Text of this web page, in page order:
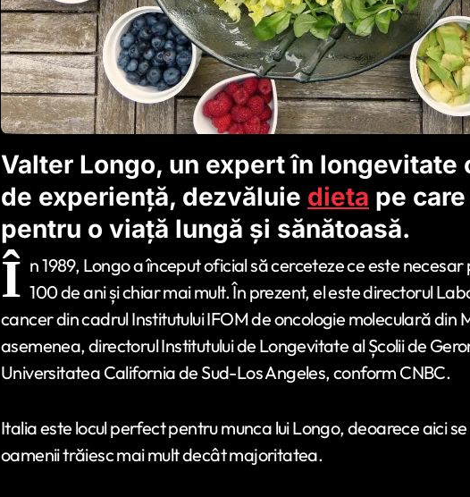
Valter Longo, un expert în longevitate
de experiență, dezvăluie dieta pe
pentru o viață lungă și sănătoasă.
Î n 1989, Longo a început oficial să cerceteze ce este
100 de ani și chiar mai mult. În prezent, el este directorul
cancer din cadrul Institutului IFOM de oncologie moleculară din
asemenea, directorul Institutului de Longevitate al Școlii de
Universitatea California de Sud-Los Angeles, conform CNBC.
Italia este locul perfect pentru munca lui Longo, deoarece aici
oamenii trăiesc mai mult decât majoritatea.